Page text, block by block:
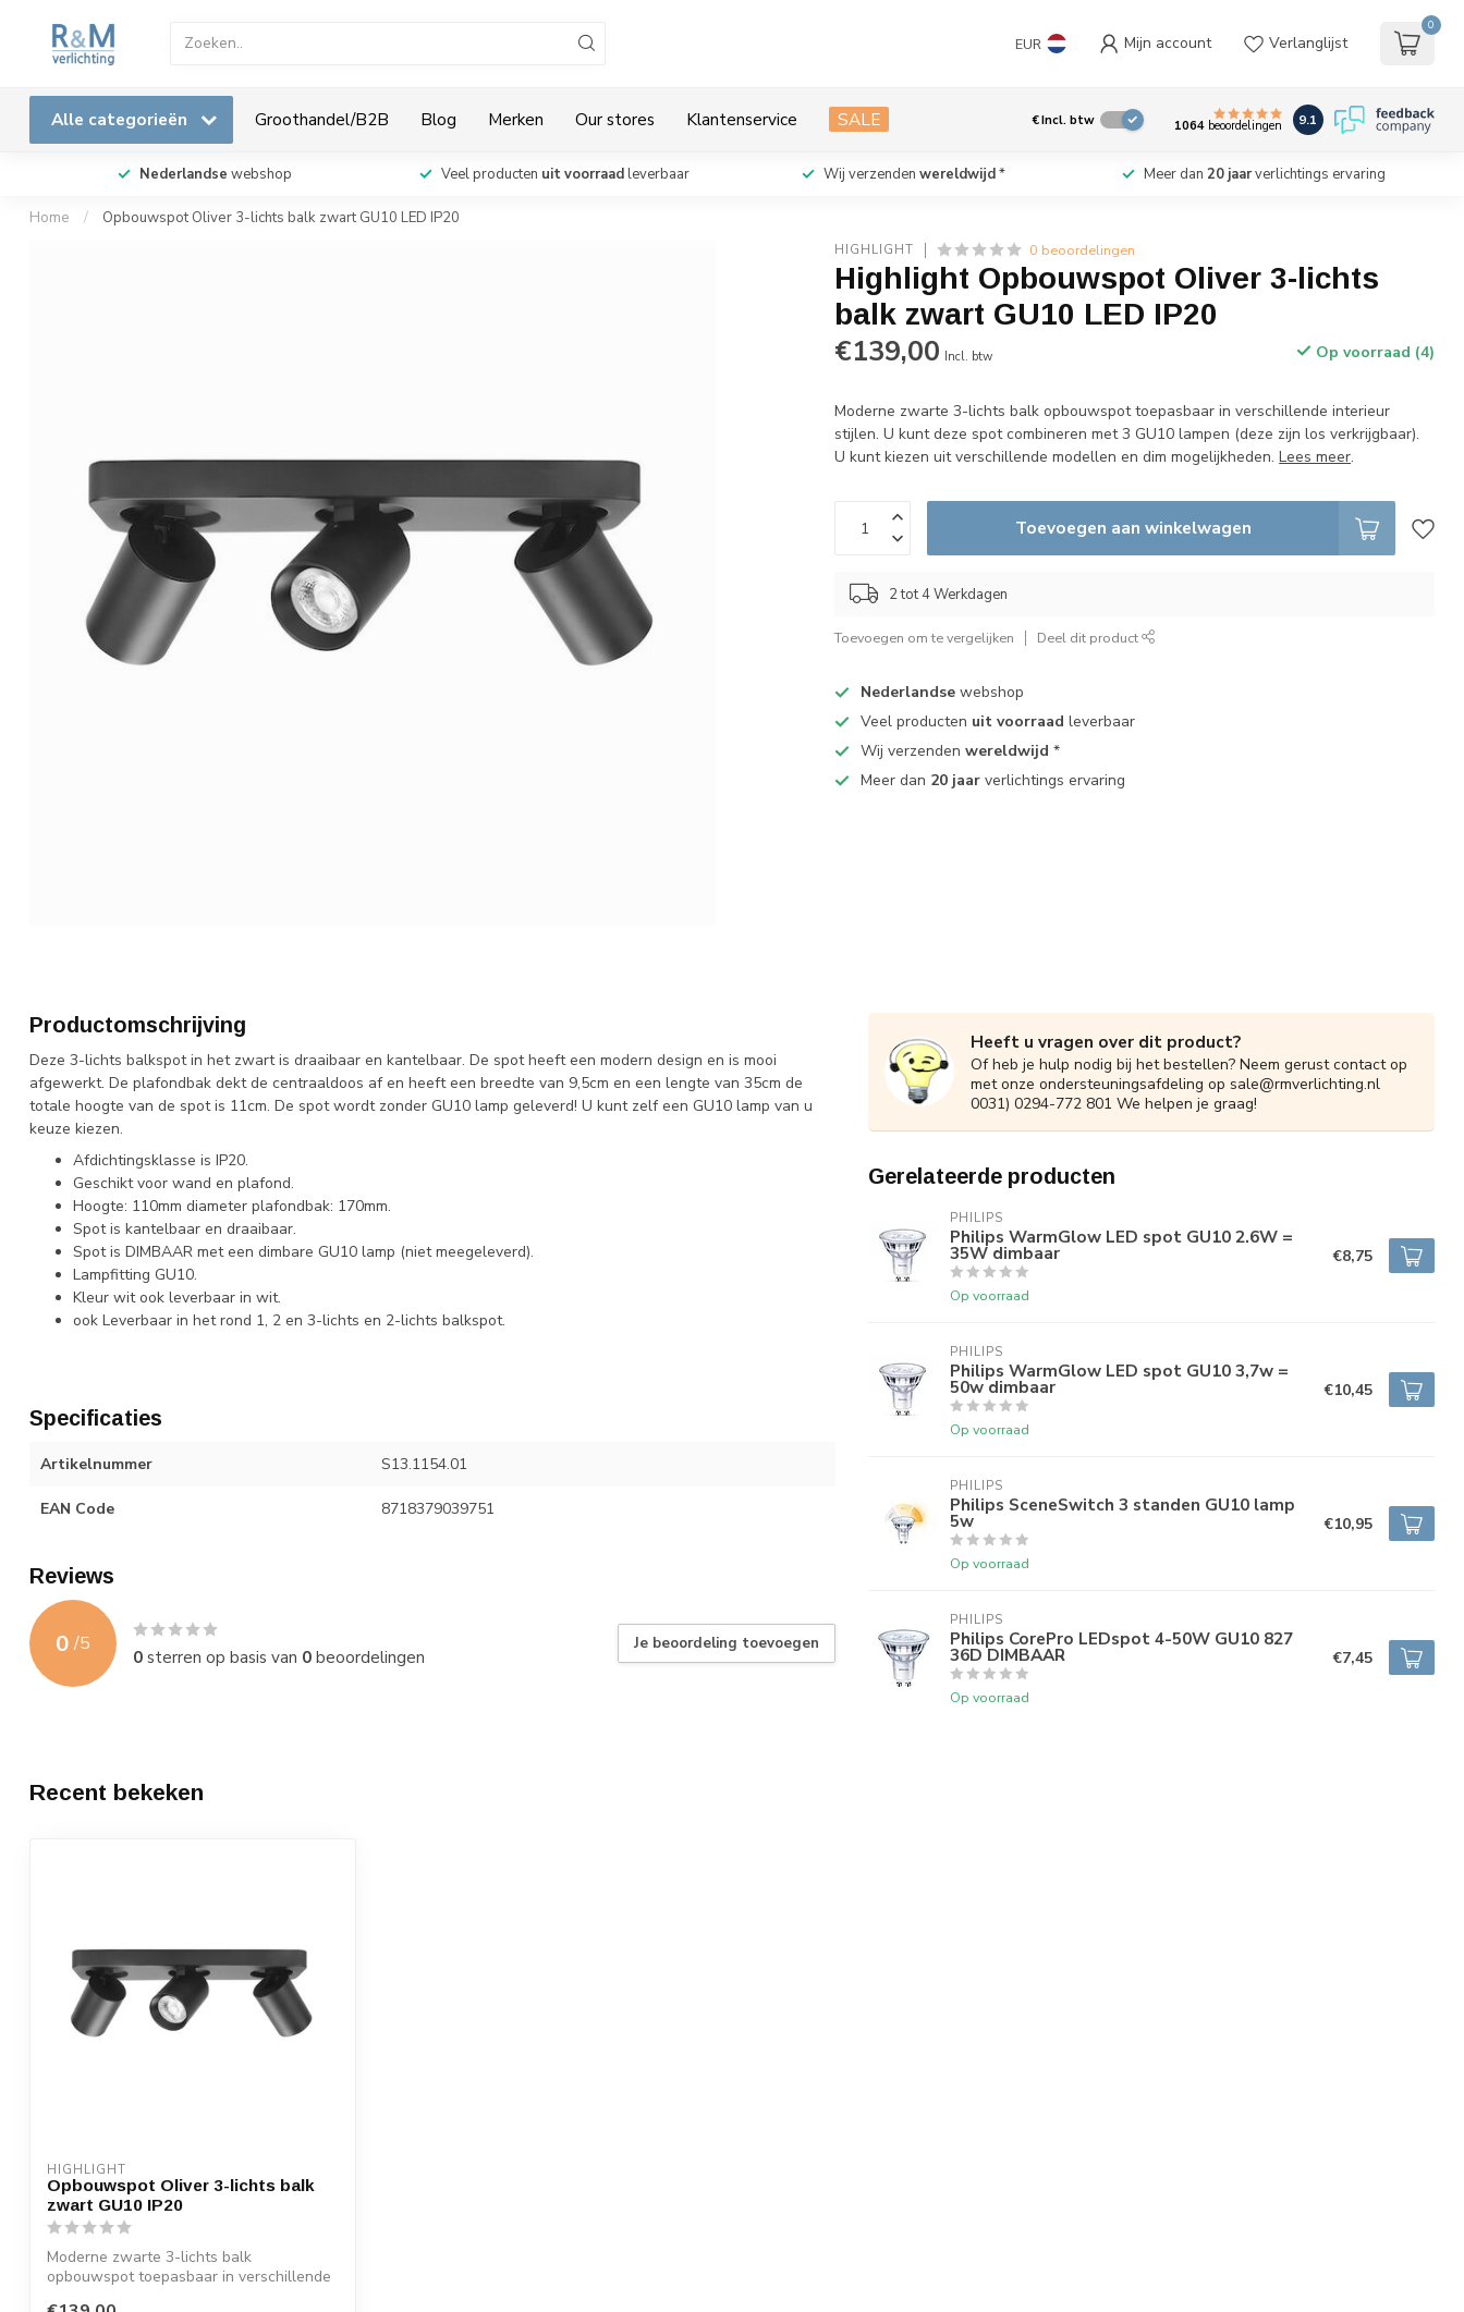
EUR Mijn account Verlanglijst
0
Alle categorieën Groothandel/B2B Blog Merken Our stores Klantenservice SALE €Incl. btw 1064beoordelingen 9.1
Nederlandse webshop Veel producten uit voorraadleverbaar Wij verzenden wereldwijd* Meer dan 20 jaarverlichtings ervaring
Home / Opbouwspot Oliver 3-lichts balk zwart GU10 LED IP20
HIGHLIGHT 0 beoordelingen
Highlight Opbouwspot Oliver 3-lichts
balk zwart GU10 LED IP20
€139,00 Incl. btw Op voorraad (4)
Moderne zwarte 3-lichts balk opbouwspot toepasbaar in verschillende interieur
stijlen. U kunt deze spot combineren met 3 GU10 lampen (deze zijn los verkrijgbaar).
U kunt kiezen uit verschillende modellen en dim mogelijkheden.Lees meer.
Toevoegen aan winkelwagen
2 tot 4 Werkdagen
Toevoegen om te vergelijken Deel dit product
Nederlandse webshop
Veel producten uit voorraadleverbaar
Wij verzendenwereldwijd *
Meer dan 20 jaar verlichtings ervaring
Productomschrijving
Deze 3-lichts balkspot in het zwart is draaibaar en kantelbaar. De spot heeft een modern design en is mooi
afgewerkt. De plafondbak dekt de centraaldoos af en heeft een breedte van 9,5cm en een lengte van 35cm de
totale hoogte van de spot is 11cm. De spot wordt zonder GU10 lamp geleverd! U kunt zelf een GU10 lamp van u
keuze kiezen.
Afdichtingsklasse is IP20.
Geschikt voor wand en plafond.
Hoogte: 110mm diameter plafondbak: 170mm.
Spot is kantelbaar en draaibaar.
Spot is DIMBAAR met een dimbare GU10 lamp (niet meegeleverd).
Lampfitting GU10.
Kleur wit ook leverbaar in wit.
ook Leverbaar in het rond 1, 2 en 3-lichts en 2-lichts balkspot.
Specificaties
Artikelnummer S13.1154.01
EAN Code 8718379039751
Reviews
0 /5
0sterren op basis van 0beoordelingen
Je beoordeling toevoegen
Heeft u vragen over dit product?
Of heb je hulp nodig bij het bestellen? Neem gerust contact op
met onze ondersteuningsafdeling op sale@rmverlichting.nl
0031) 0294-772 801 We helpen je graag!
Gerelateerde producten
PHILIPS
Philips WarmGlow LED spot GU10 2.6W =
35W dimbaar
Op voorraad
€8,75
PHILIPS
Philips WarmGlow LED spot GU10 3,7w =
50w dimbaar
Op voorraad
€10,45
PHILIPS
Philips SceneSwitch 3 standen GU10 lamp
5w
Op voorraad
€10,95
PHILIPS
Philips CorePro LEDspot 4-50W GU10 827
36D DIMBAAR
Op voorraad
€7,45
Recent bekeken
HIGHLIGHT
Opbouwspot Oliver 3-lichts balk
zwart GU10 IP20
Moderne zwarte 3-lichts balk
opbouwspot toepasbaar in verschillende